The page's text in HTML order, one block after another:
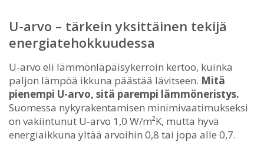
U-arvo – tärkein yksittäinen tekijä
energiatehokkuudessa
U-arvo eli lämmönläpäisykerroin kertoo, kuinka
paljon lämpöä ikkuna päästää lävitseen. Mitä
pienempi U-arvo, sitä parempi lämmöneristys.
Suomessa nykyrakentamisen minimivaatimukseksi
on vakiintunut U-arvo 1,0 W/m²K, mutta hyvä
energiaikkuna yltää arvoihin 0,8 tai jopa alle 0,7.